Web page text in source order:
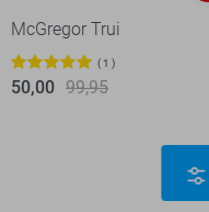
McGregor Trui
1
50,00 99,95